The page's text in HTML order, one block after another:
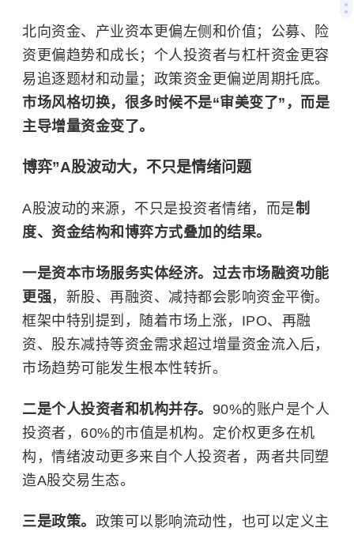
北向资金、产业资本更偏左侧和价值；公募、险
资更偏趋势和成长；个人投资者与杠杆资金更容
易追逐题材和动量；政策资金更偏逆周期托底。
市场风格切换，很多时候不是“审美变了”，而是
主导增量资金变了。
博弈”A股波动大，不只是情绪问题
A股波动的来源，不只是投资者情绪，而是制
度、资金结构和博弈方式叠加的结果。
一是资本市场服务实体经济。过去市场融资功能
更强，新股、再融资、减持都会影响资金平衡。
框架中特别提到，随着市场上涨，IPO、再融
资、股东减持等资金需求超过增量资金流入后，
市场趋势可能发生根本性转折。
二是个人投资者和机构并存。 90%的账户是个人
投资者，60%的市值是机构。定价权更多在机
构，情绪波动更多来自个人投资者，两者共同塑
造A股交易生态。
三是政策。 政策可以影响流动性，也可以定义主